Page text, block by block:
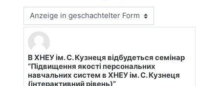
Anzeigemodus
В ХНЕУ ім. С. Кузнеця відбудеться семінар
“Підвищення якості персональних
навчальних систем в ХНЕУ ім. С. Кузнеця
(інтерактивний рівень)”
Anzahl Antworten: 0